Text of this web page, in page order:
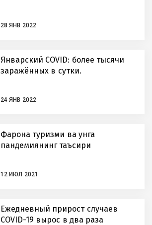
28 ЯНВ 2022
Январский COVID: более тысячи
заражённых в сутки.
24 ЯНВ 2022
Фарғона туризми ва унга
пандемиянинг таъсири
12 ИЮЛ 2021
Ежедневный прирост случаев
COVID-19 вырос в два раза